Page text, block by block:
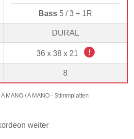
Bass 5 / 3 + 1R
DURAL
36 x 38 x 21
8
MANO / A MANO - Stimmplatten
weiter